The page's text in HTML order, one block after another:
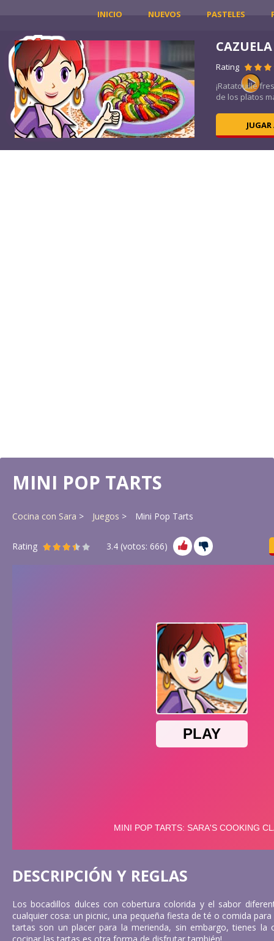
INICIO NUEVOS PASTELES
Rating
¡Ratatouille
de los platos
MINI POP TARTS
Cocina con Sara Juegos Mini Pop Tarts
Rating 3.4 (votos: 666)
DESCRIPCIÓN Y REGLAS
Los bocadillos dulces con cobertura colorida y el sabor
cualquier cosa: un picnic, una pequeña fiesta de té o comida
tartas son un placer para la merienda, sin embargo, tienes la